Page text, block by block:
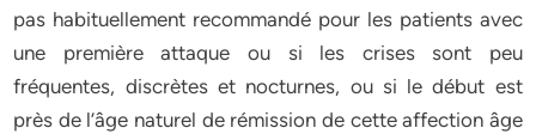
pas habituellement recommandé pour les patients avec
une première attaque ou si les crises sont peu
fréquentes, discrètes et nocturnes, ou si le début est
près de l’âge naturel de rémission de cette affection âge